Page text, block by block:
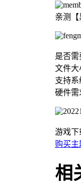
亲测【
是否
文件大
支持系
硬件需
游戏下
购买主
相